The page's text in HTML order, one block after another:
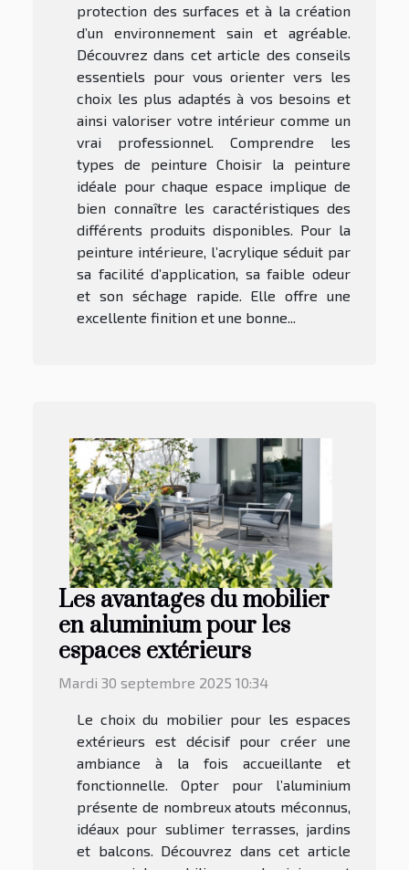
protection des surfaces et à la création
d’un environnement sain et agréable.
Découvrez dans cet article des conseils
essentiels pour vous orienter vers les
choix les plus adaptés à vos besoins et
ainsi valoriser votre intérieur comme un
vrai professionnel. Comprendre les
types de peinture Choisir la peinture
idéale pour chaque espace implique de
bien connaître les caractéristiques des
différents produits disponibles. Pour la
peinture intérieure, l’acrylique séduit par
sa facilité d’application, sa faible odeur
et son séchage rapide. Elle offre une
excellente finition et une bonne...
Les avantages du mobilier
en aluminium pour les
espaces extérieurs
Mardi 30 septembre 2025 10:34
Le choix du mobilier pour les espaces
extérieurs est décisif pour créer une
ambiance à la fois accueillante et
fonctionnelle. Opter pour l’aluminium
présente de nombreux atouts méconnus,
idéaux pour sublimer terrasses, jardins
et balcons. Découvrez dans cet article